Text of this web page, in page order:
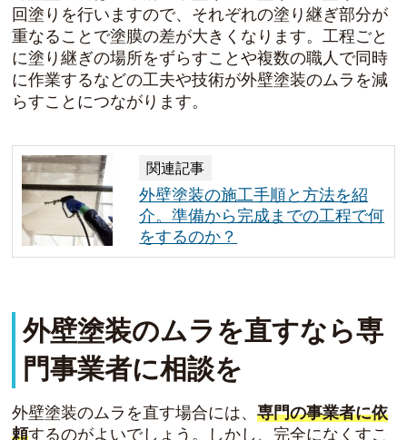
回塗りを行いますので、それぞれの塗り継ぎ部分が
重なることで塗膜の差が大きくなります。工程ごと
に塗り継ぎの場所をずらすことや複数の職人で同時
に作業するなどの工夫や技術が外壁塗装のムラを減
らすことにつながります。
関連記事
外壁塗装の施工手順と方法を紹
介。準備から完成までの工程で何
をするのか？
外壁塗装のムラを直すなら専
門事業者に相談を
外壁塗装のムラを直す場合には、専門の事業者に依
頼するのがよいでしょう。しかし、完全になくすこ